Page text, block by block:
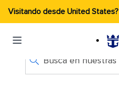
Visitando desde United States?